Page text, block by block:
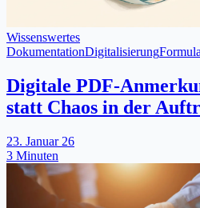
Wissenswertes
DokumentationDigitalisierung
Digitale PDF-
statt Chaos in der
23. Januar 26
3 Minuten